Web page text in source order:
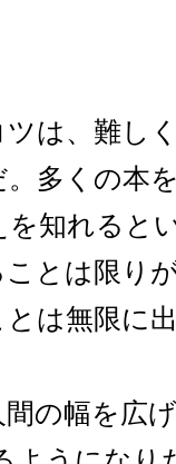
は、難し
多くの本
知れると
とは限り
は無限に
の幅を広